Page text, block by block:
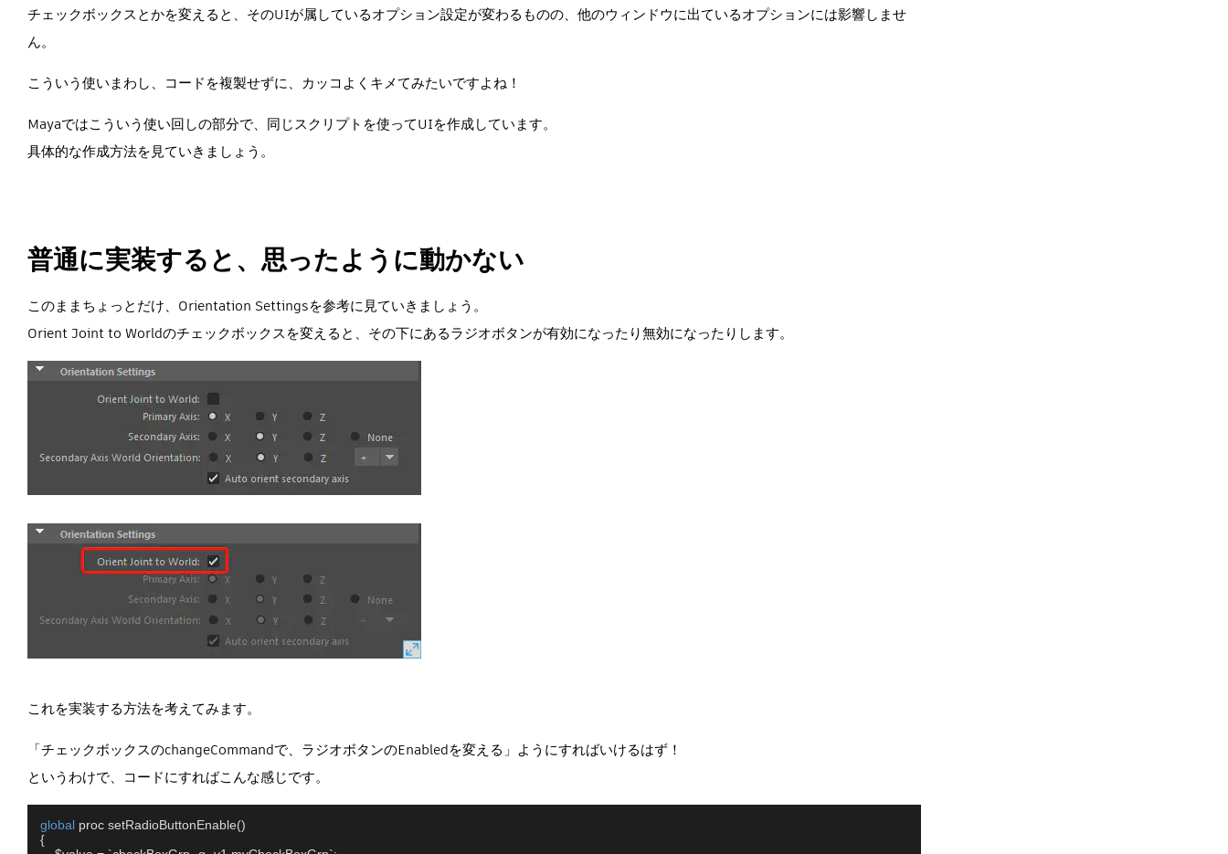
チェックボックスとかを変えると、そのUIが属しているオプション設定が変わるものの、他のウィンドウに出ているオプションには影響しませ
ん。
こういう使いまわし、コードを複製せずに、カッコよくキメてみたいですよね！
Mayaではこういう使い回しの部分で、同じスクリプトを使ってUIを作成しています。
具体的な作成方法を見ていきましょう。
普通に実装すると、思ったように動かない
このままちょっとだけ、Orientation Settingsを参考に見ていきましょう。
Orient Joint to Worldのチェックボックスを変えると、その下にあるラジオボタンが有効になったり無効になったりします。
これを実装する方法を考えてみます。
「チェックボックスのchangeCommandで、ラジオボタンのEnabledを変える」ようにすればいけるはず！
というわけで、コードにすればこんな感じです。
global proc setRadioButtonEnable()
{